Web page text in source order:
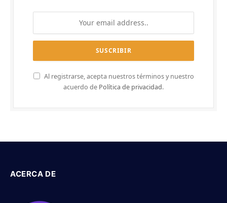
Al registrarse, acepta nuestros términos y nuestro
acuerdo de Política de privacidad.
ACERCA DE